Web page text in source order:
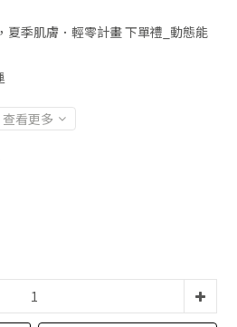
和暢通毛孔、帶走多餘油脂與髒汙
與植萃控油複合物，協助穩定肌膚
與四重玻尿酸，保護肌膚洗後水潤
夏季肌膚．輕零計畫 下單禮_動態能
查看更多